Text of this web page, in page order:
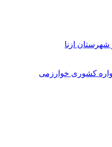
شهرستان ازنا
کشوری خوارزمی